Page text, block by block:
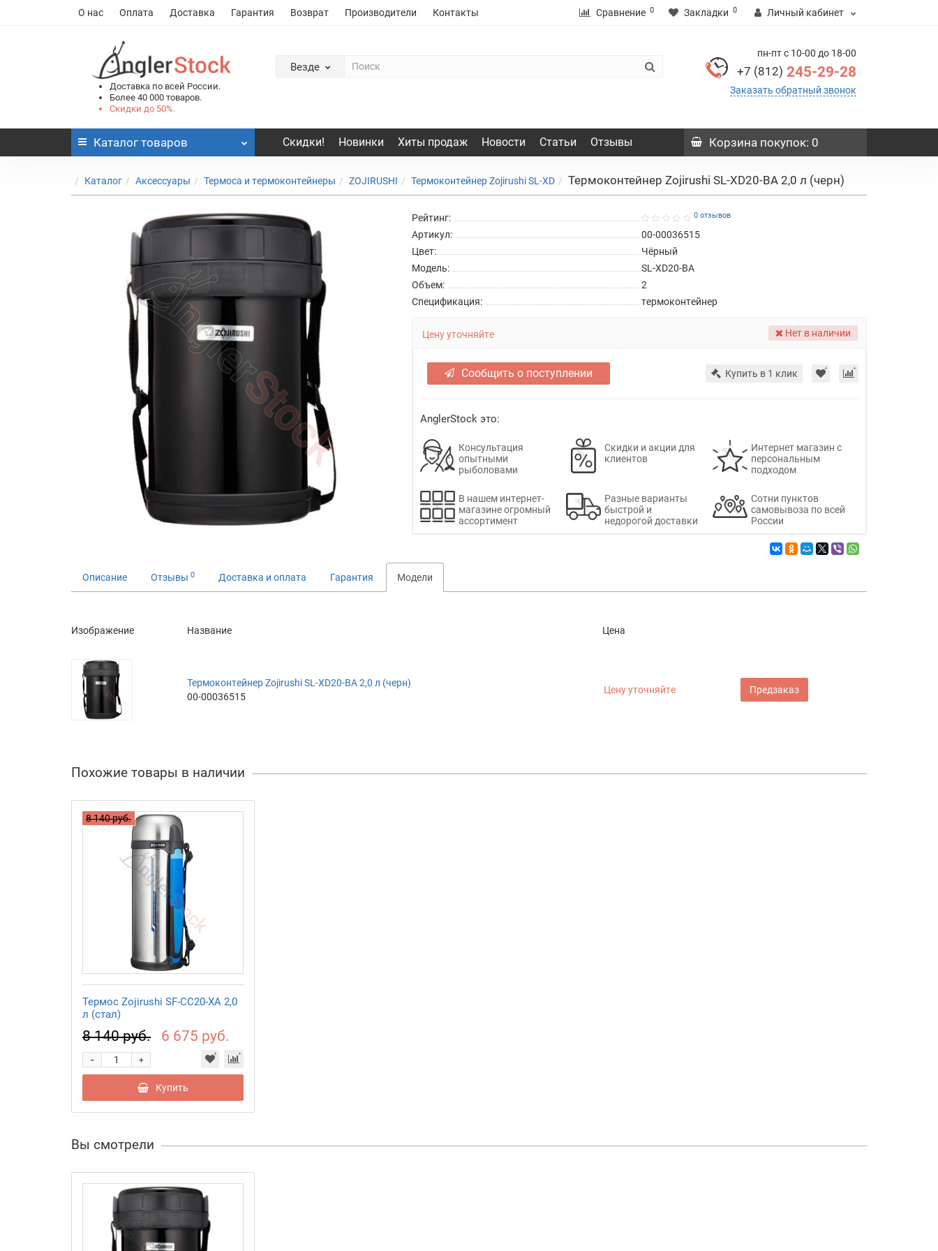
О нас Оплата Доставка Гарантия Возврат Производители Контакты Сравнение 0 Закладки 0 Личный кабинет
Доставка по всей России.
Более 40 000 товаров.
Скидки до 50%.
Везде
пн-пт с 10-00 до 18-00
+7 (812) 245-29-28
Заказать обратный звонок
Каталог товаров Скидки! Новинки Хиты продаж Новости Статьи Отзывы Корзина покупок: 0
Каталог Аксессуары Термоса и термоконтейнеры ZOJIRUSHI Термоконтейнер Zojirushi SL-XD Термоконтейнер Zojirushi SL-XD20-BA 2,0 л (черн)
Рейтинг: 0 отзывов
Артикул:
00-00036515
Цвет:
Чёрный
Модель:
SL-XD20-BA
Объем:
2
Спецификация:
термоконтейнер
Цену уточняйте Нет в наличии
Сообщить о поступлении Купить в 1 клик
AnglerStock это:
Консультация
опытными
рыболовами
Скидки и акции для
клиентов
Интернет магазин с
персональным
подходом
В нашем интернет-
магазине огромный
ассортимент
Разные варианты
быстрой и
недорогой доставки
Сотни пунктов
самовывоза по всей
России
Описание Отзывы 0 Доставка и оплата Гарантия Модели
Изображение Название Цена
Термоконтейнер Zojirushi SL-XD20-BA 2,0 л (черн)
00-00036515
Цену уточняйте Предзаказ
Похожие товары в наличии
8 140 руб.
Термос Zojirushi SF-CC20-XA 2,0
л (стал)
8 140 руб. 6 675 руб.
+
-
Купить
Вы смотрели